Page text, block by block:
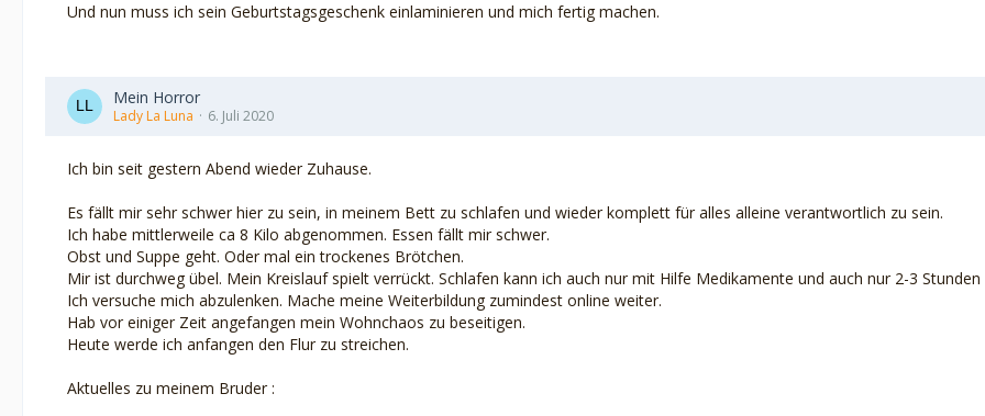
Und nun muss ich sein Geburtstagsgeschenk einlaminieren und mich fertig machen.
Mein Horror
Lady La Luna 6. Juli 2020
Ich bin seit gestern Abend wieder Zuhause.
Es fällt mir sehr schwer hier zu sein, in meinem Bett zu schlafen und wieder komplett für alles alleine verantwortlich zu sein.
Ich habe mittlerweile ca 8 Kilo abgenommen. Essen fällt mir schwer.
Obst und Suppe geht. Oder mal ein trockenes Brötchen.
Mir ist durchweg übel. Mein Kreislauf spielt verrückt. Schlafen kann ich auch nur mit Hilfe Medikamente und auch nur 2-3 Stunden
Ich versuche mich abzulenken. Mache meine Weiterbildung zumindest online weiter.
Hab vor einiger Zeit angefangen mein Wohnchaos zu beseitigen.
Heute werde ich anfangen den Flur zu streichen.
Aktuelles zu meinem Bruder :